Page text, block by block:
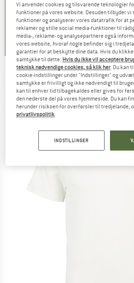
3
)
+11
4,8(8)
BERGFREUNDE -Hemp30
Patch - T-shirt
(0)
Vi anvender cookies og tilsvarende teknologier
funktioner på vores website. Desuden tilbyder vi
funktioner og analyserer vores datatrafik for at
reklamer og stille social media-funktioner til
media-, reklame- og analysepartnere også
vores website, hvoraf nogle befinder sig i
garantier for at beskytte dine data. Hvis du
samtykke til dette. Hvis du ikke vil acceptere
teknisk nødvendige cookies, så klik her . Du
cookie-indstillinger under "Indstillinger" og
samtykke er frivilligt og ikke nødvendigt til
kan til enhver tid tilbagekaldes eller gives for
den nederste del på vores hjemmeside. Du kan
herunder risikoen for overførsler til tredjelande,
privatlivspolitik
INDSTILLINGER